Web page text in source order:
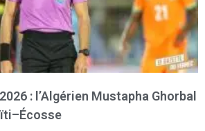
: l’Algérien Mustapha Ghorbal